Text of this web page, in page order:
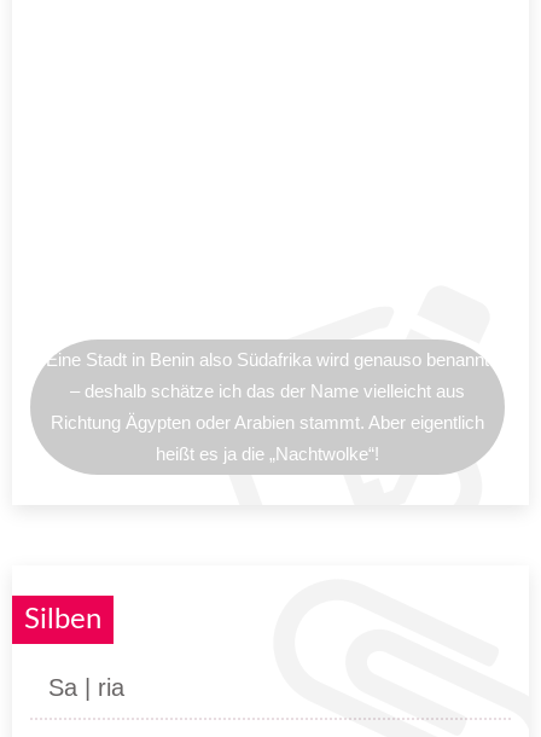
Eine Stadt in Benin also Südafrika wird genauso benannt
– deshalb schätze ich das der Name vielleicht aus
Richtung Ägypten oder Arabien stammt. Aber eigentlich
heißt es ja die „Nachtwolke“!
Silben
Sa | ria